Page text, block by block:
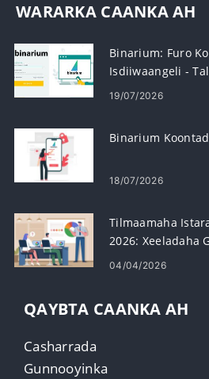
WARARKA CAANKA AH
Binarium: Furo
Isdiiwaangeli -
Shuruudaha
19/07/2026
Binarium
18/07/2026
Tilmaamaha
2026: Xeeladaha
Fiican ee
04/04/2026
QAYBTA CAANKA AH
Casharrada
Gunnooyinka